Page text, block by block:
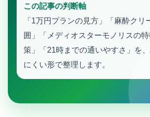
この記事の判断軸
「1万円プランの見方」「麻酔クリ
囲」「メディオスターモノリスの
策」「21時までの通いやすさ」を
にくい形で整理します。